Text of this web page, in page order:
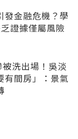
發金融危機？學
證據僅屬風險
洗出場！吳淡
有間房」：景氣